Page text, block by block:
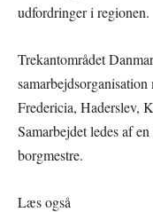
udfordringer i regionen.
Trekantområdet
Fredericia, Haderslev,
Samarbejdet ledes af
borgmestre.
Læs også